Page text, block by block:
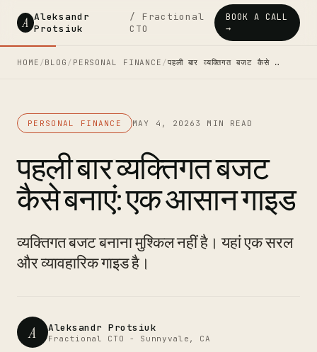
A Aleksandr
Protsiuk
/ Fractional
CTO
BOOK A CALL
→
HOME /BLOG / PERSONAL FINANCE /पहली बार व्यक्तिगत बजट कैसे …
PERSONAL FINANCE MAY 4, 2026 3 MIN READ
पहली बार व्यक्तिगत बजट
कैसे बनाएं: एक आसान गाइड
व्यक्तिगत बजट बनाना मुश्किल नहीं है। यहां एक सरल
और व्यावहारिक गाइड है।
A Aleksandr Protsiuk
Fractional CTO - Sunnyvale, CA